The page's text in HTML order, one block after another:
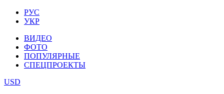
РУС
УКР
ВИДЕО
ФОТО
ПОПУЛЯРНЫЕ
СПЕЦПРОЕКТЫ
USD